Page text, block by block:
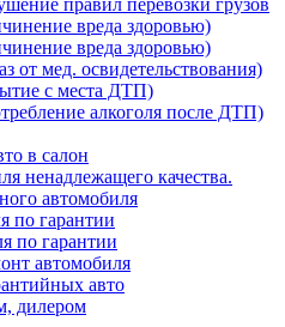
правил перевозки грузов
вреда здоровью)
вреда здоровью)
от мед. освидетельствования)
с места ДТП)
алкоголя после ДТП)
в салон
ненадлежащего качества.
автомобиля
по гарантии
по гарантии
автомобиля
авто
дилером